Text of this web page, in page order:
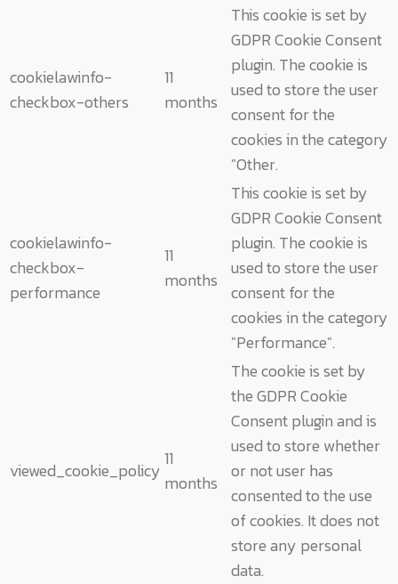
cookielawinfo-
checkbox-others
11
months
This cookie is set by
GDPR Cookie Consent
plugin. The cookie is
used to store the user
consent for the
cookies in the category
"Other.
cookielawinfo-
checkbox-
performance
11
months
This cookie is set by
GDPR Cookie Consent
plugin. The cookie is
used to store the user
consent for the
cookies in the category
"Performance".
viewed_cookie_policy
11
months
The cookie is set by
the GDPR Cookie
Consent plugin and is
used to store whether
or not user has
consented to the use
of cookies. It does not
store any personal
data.